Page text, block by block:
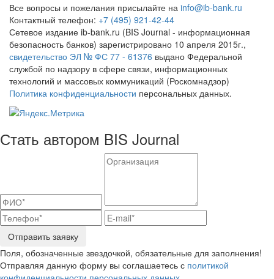
Все вопросы и пожелания присылайте на info@ib-bank.ru
Контактный телефон: +7 (495) 921-42-44
Сетевое издание ib-bank.ru (BIS Journal - информационная
безопасность банков) зарегистрировано 10 апреля 2015г.,
свидетельство ЭЛ № ФС 77 - 61376 выдано Федеральной
службой по надзору в сфере связи, информационных
технологий и массовых коммуникаций (Роскомнадзор)
Политика конфиденциальности персональных данных.
Стать автором BIS Journal
Отправить заявку
Поля, обозначенные звездочкой, обязательные для заполнения!
Отправляя данную форму вы соглашаетесь с политикой